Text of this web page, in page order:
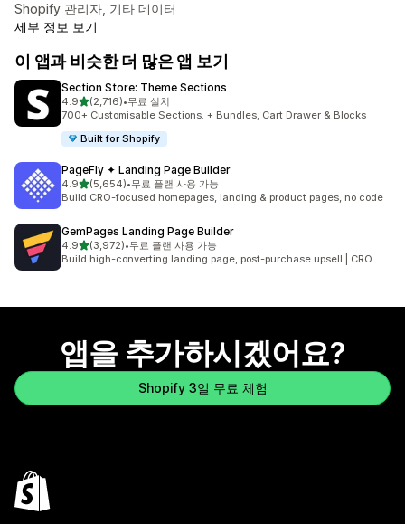
Shopify 관리자, 기타 데이터
세부 정보 보기
이 앱과 비슷한 더 많은 앱 보기
Section Store: Theme Sections
4.9별 5개 중
(2,716)
총 리뷰 2716개
•무료 설치
700+ Customisable Sections. + Bundles, Cart Drawer & Blocks
Built for Shopify
PageFly ✦ Landing Page Builder
4.9별 5개 중
(5,654)
총 리뷰 5654개
•무료 플랜 사용 가능
Build CRO-focused homepages, landing & product pages, no code
GemPages Landing Page Builder
4.9별 5개 중
(3,972)
총 리뷰 3972개
•무료 플랜 사용 가능
Build high-converting landing page, post-purchase upsell | CRO
앱을 추가하시겠어요?
Shopify 3일 무료 체험